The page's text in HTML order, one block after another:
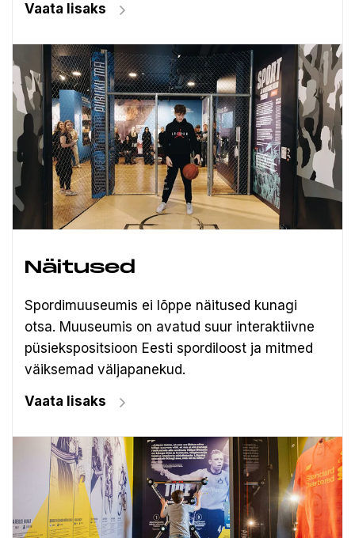
Vaata lisaks
Näitused
Spordimuuseumis ei lõppe näitused kunagi
otsa. Muuseumis on avatud suur interaktiivne
püsiekspositsioon Eesti spordiloost ja mitmed
väiksemad väljapanekud.
Vaata lisaks